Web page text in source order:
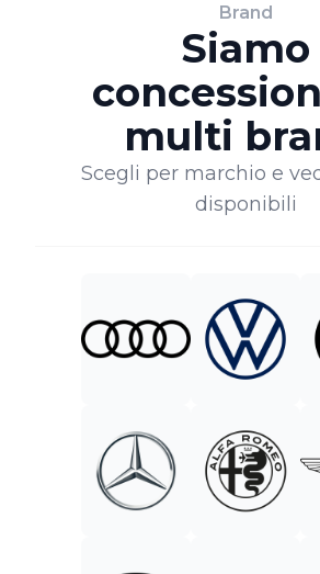
Brand
Siamo
multi
Scegli per marchio e
disponibili